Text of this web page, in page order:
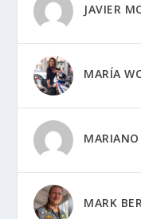
JAVIER
MARÍA
MARK